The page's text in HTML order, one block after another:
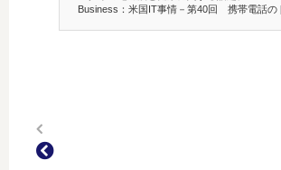
Business：米国IT事情－第40回 携帯電話